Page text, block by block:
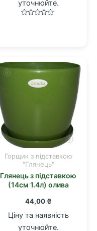
уточнюйте.
Горщик з підставкою
"Глянець"
Глянець з підставкою
(14см 1.4л) олива
44,00 ₴
Ціну та наявність
уточнюйте.